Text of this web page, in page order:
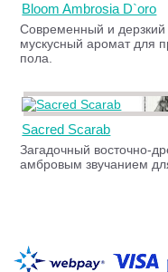
Bloom Ambrosia D`oro
Современный и
мускусный аромат для
пола.
Sacred Scarab
Загадочный восточно-
амбровым звучанием